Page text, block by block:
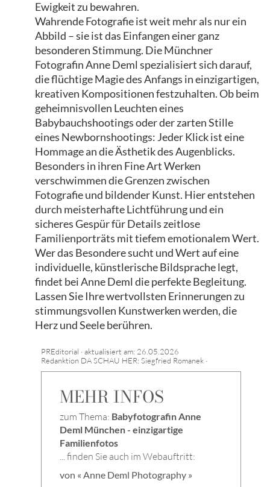
Ewigkeit zu bewahren.
Wahrende Fotografie ist weit mehr als nur ein
Abbild – sie ist das Einfangen einer ganz
besonderen Stimmung. Die Münchner
Fotografin Anne Deml spezialisiert sich darauf,
die flüchtige Magie des Anfangs in einzigartigen,
kreativen Kompositionen festzuhalten. Ob beim
geheimnisvollen Leuchten eines
Babybauchshootings oder der zarten Stille
eines Newbornshootings: Jeder Klick ist eine
Hommage an die Ästhetik des Augenblicks.
Besonders in ihren Fine Art Werken
verschwimmen die Grenzen zwischen
Fotografie und bildender Kunst. Hier entstehen
durch meisterhafte Lichtführung und ein
sicheres Gespür für Details zeitlose
Familienporträts mit tiefem emotionalem Wert.
Wer das Besondere sucht und Wert auf eine
individuelle, künstlerische Bildsprache legt,
findet bei Anne Deml die perfekte Begleitung.
Lassen Sie Ihre wertvollsten Erinnerungen zu
stimmungsvollen Kunstwerken werden, die
Herz und Seele berühren.
PREditorial · aktualisiert am: 26.05.2026
Redanktion DA SCHAU HER: Siegfried Romanek ·
MEHR INFOS
zum Thema: Babyfotografin Anne
Deml München - einzigartige
Familienfotos
... finden Sie auch im Webauftritt:
von « Anne Deml Photography »